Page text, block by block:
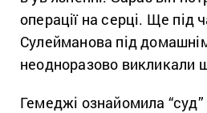
операції на серці. Ще під
Сулейманова під
неодноразово викликали
Гемеджі ознайомила